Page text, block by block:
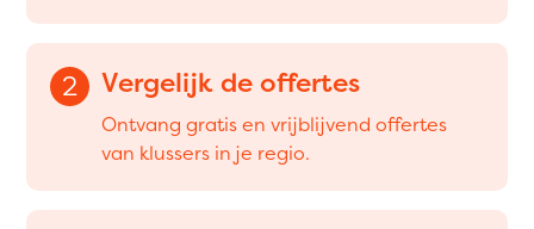
2 Vergelijk de offertes
Ontvang gratis en vrijblijvend offertes
van klussers in je regio.